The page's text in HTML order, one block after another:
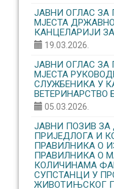
ЈАВНИ ОГЛАС
МЈЕСТА
КАНЦЕЛАРИЈИ
19.03.2026.
ЈАВНИ ОГЛАС
МЈЕСТА
СЛУЖБЕНИКА У
ВЕТЕРИНАРСТВО
05.03.2026.
ЈАВНИ ПОЗИВ
ПРИЈЕДЛОГА И
ПРАВИЛНИКА О
ПРАВИЛНИКА О
КОЛИЧИНАМА
СУПСТАНЦИ У
ЖИВОТИЊСКОГ